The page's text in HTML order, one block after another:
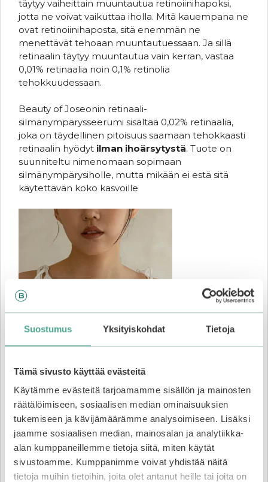
Suostumus Yksityiskohdat Tietoja
Tämä sivusto käyttää evästeitä
Käytämme evästeitä tarjoamamme sisällön ja mainosten
räätälöimiseen, sosiaalisen median ominaisuuksien
tukemiseen ja kävijämäärämme analysoimiseen. Lisäksi
jaamme sosiaalisen median, mainosalan ja analytiikka-
alan kumppaneillemme tietoja siitä, miten käytät
sivustoamme. Kumppanimme voivat yhdistää näitä
tietoja muihin tietoihin, joita olet antanut heille tai joita on
täytyy vaiheittain muuntautua retinoiinihapoksi,
jotta ne voivat vaikuttaa iholla. Mitä kauempana ne
ovat retinoiinihaposta, sitä enemmän ne
menettävät tehoaan muuntautuessaan. Ja sillä
retinaalin täytyy muuntautua vain kerran, vastaa
0,01% retinaalia noin 0,1% retinolia
tehokkuudessaan.
Beauty of Joseonin retinaali-
silmänympärysseerumi sisältää 0,02% retinaalia,
joka on täydellinen pitoisuus saamaan tehokkaasti
retinaalin hyödyt ilman ihoärsytystä. Tuote on
suunniteltu nimenomaan sopimaan
silmänympärysiholle, mutta mikään ei estä sitä
käytettävän koko kasvoille
Ihon hyvinvointi lähtee
tasapainosta